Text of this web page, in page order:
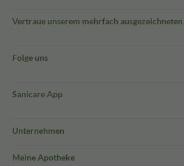
Vertraue unserem mehrfach
Folge uns
Sanicare App
Unternehmen
Meine Apotheke